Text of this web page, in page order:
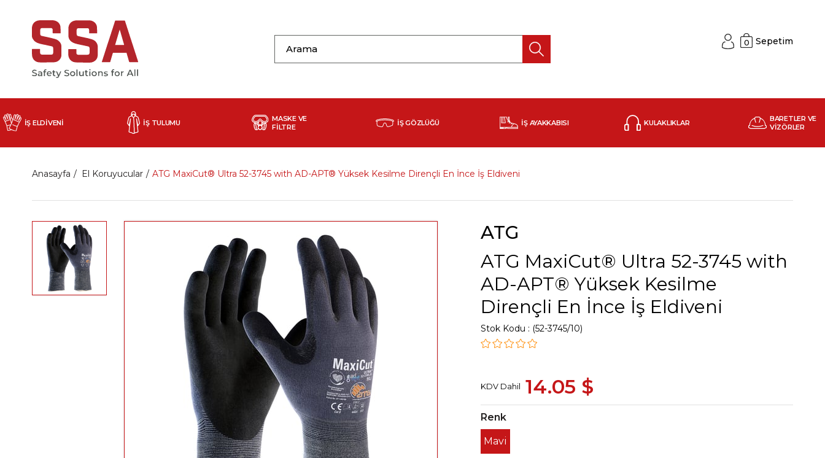
Sepetim
0
İŞ ELDİVENİ İŞ TULUMU
MASKE VE
FİLTRE
İŞ GÖZLÜĞÜ İŞ AYAKKABISI KULAKLIKLAR
BARETLER VE
VİZÖRLER
Anasayfa El Koruyucular ATG MaxiCut® Ultra 52-3745 with AD-APT® Yüksek Kesilme Dirençli En İnce İş Eldiveni
ATG
ATG MaxiCut® Ultra 52-3745 with
AD-APT® Yüksek Kesilme
Dirençli En İnce İş Eldiveni
Stok Kodu (52-3745/10)
KDV Dahil 14.05 $
Renk
Mavi